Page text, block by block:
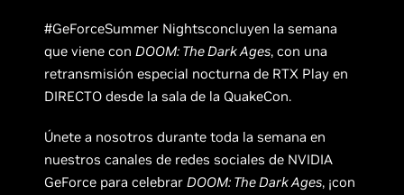
#GeForceSummer Nightsconcluyen la semana
que viene conDOOM: The Dark Ages, con una
retransmisión especial nocturna de RTX Play en
DIRECTO desde la sala de la QuakeCon.
Únete a nosotros durante toda la semana en
nuestros canales de redes sociales de NVIDIA
GeForce para celebrarDOOM: The Dark Ages, ¡con